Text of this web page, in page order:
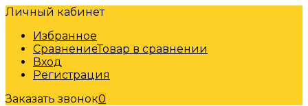
Личный кабинет
Избранное
СравнениеТовар в сравнении
Вход
Регистрация
Заказать звонок0